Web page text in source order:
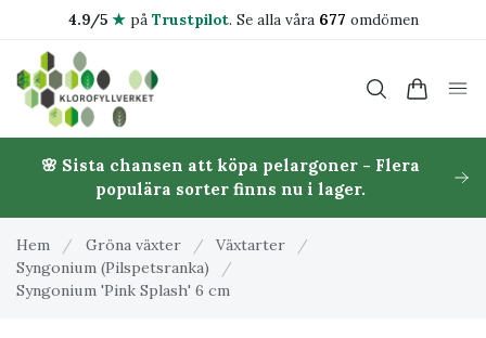
4.9/5 ★på Trustpilot. Se alla våra 677 omdömen
🌸 Sista chansen att köpa pelargoner - Flera
populära sorter finns nu i lager.
Hem / Gröna växter / Växtarter
/
Syngonium (Pilspetsranka)
/
Syngonium 'Pink Splash' 6 cm